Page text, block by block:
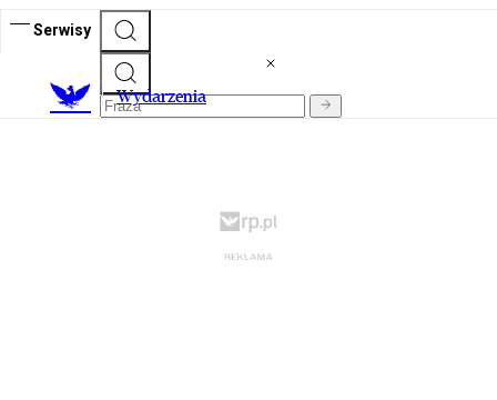
Serwisy
Wydarzenia